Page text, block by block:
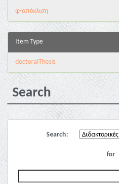
φ-απόκλιση
Item Type
doctoralThesis
Search
Search:
for